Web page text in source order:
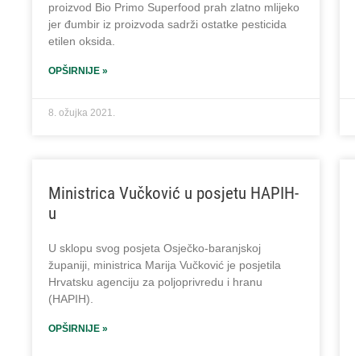
proizvod Bio Primo Superfood prah zlatno mlijeko
jer đumbir iz proizvoda sadrži ostatke pesticida
etilen oksida.
OPŠIRNIJE »
8. ožujka 2021.
Ministrica Vučković u posjetu HAPIH-
u
U sklopu svog posjeta Osječko-baranjskoj
županiji, ministrica Marija Vučković je posjetila
Hrvatsku agenciju za poljoprivredu i hranu
(HAPIH).
OPŠIRNIJE »